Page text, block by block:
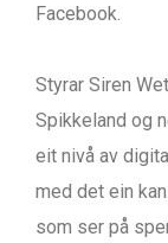
Facebook.
Styrar Siren
Spikkeland og
eit nivå av
med det ein
som ser på